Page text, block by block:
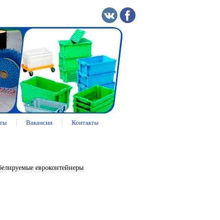
Вакансии Контакты
евроконтейнеры